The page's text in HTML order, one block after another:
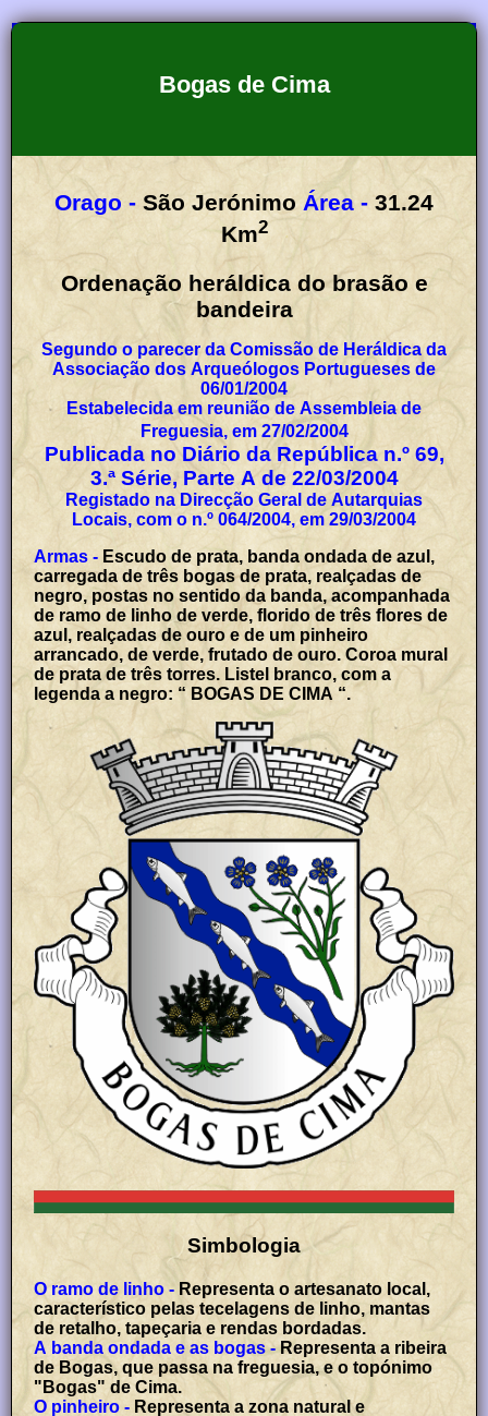
Bogas de Cima
Orago - São Jerónimo Área - 31.24
Km2
Ordenação heráldica do brasão e
bandeira
Segundo o parecer da Comissão de Heráldica da
Associação dos Arqueólogos Portugueses de
06/01/2004
Estabelecida em reunião de Assembleia de
Freguesia, em 27/02/2004
Publicada no Diário da República n.º 69,
3.ª Série, Parte A de 22/03/2004
Registado na Direcção Geral de Autarquias
Locais, com o n.º 064/2004, em 29/03/2004
Armas - Escudo de prata, banda ondada de azul,
carregada de três bogas de prata, realçadas de
negro, postas no sentido da banda, acompanhada
de ramo de linho de verde, florido de três flores de
azul, realçadas de ouro e de um pinheiro
arrancado, de verde, frutado de ouro. Coroa mural
de prata de três torres. Listel branco, com a
legenda a negro: “ BOGAS DE CIMA “.
Simbologia
O ramo de linho - Representa o artesanato local,
característico pelas tecelagens de linho, mantas
de retalho, tapeçaria e rendas bordadas.
A banda ondada e as bogas -Representa a ribeira
de Bogas, que passa na freguesia, e o topónimo
"Bogas" de Cima.
O pinheiro - Representa a zona natural e